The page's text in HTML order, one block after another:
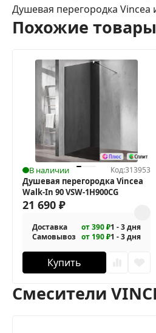
Душевая перегородка Vincea
Похожие товары
В наличии Код:313953
Душевая перегородка Vincea
Walk-In 90 VSW-1H900CG
21 690 ₽
Доставка от 390 ₽1 - 3 дня
Самовывоз от 190 ₽1 - 3 дня
Купить
Смесители